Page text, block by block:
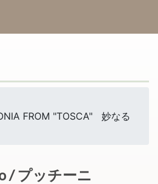
FROM "TOSCA" 妙なる
/ プッチーニ